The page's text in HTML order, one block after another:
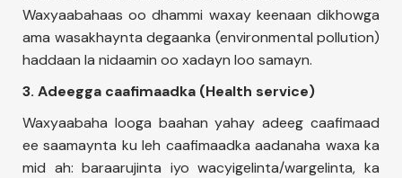
Waxyaabahaas oo dhammi waxay keenaan dikhowga
ama wasakhaynta degaanka (environmental pollution)
haddaan la nidaamin oo xadayn loo samayn.
3. Adeegga caafimaadka (Health service)
Waxyaabaha looga baahan yahay adeeg caafimaad
ee saamaynta ku leh caafimaadka aadanaha waxa ka
mid ah: baraarujinta iyo wacyigelinta/wargelinta, ka